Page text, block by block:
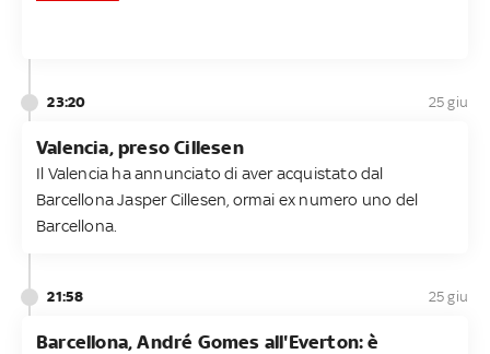
23:20 25 giu
Valencia, preso Cillesen
Il Valencia ha annunciato di aver acquistato dal
Barcellona Jasper Cillesen, ormai ex numero uno del
Barcellona.
21:58 25 giu
Barcellona, André Gomes all'Everton: è